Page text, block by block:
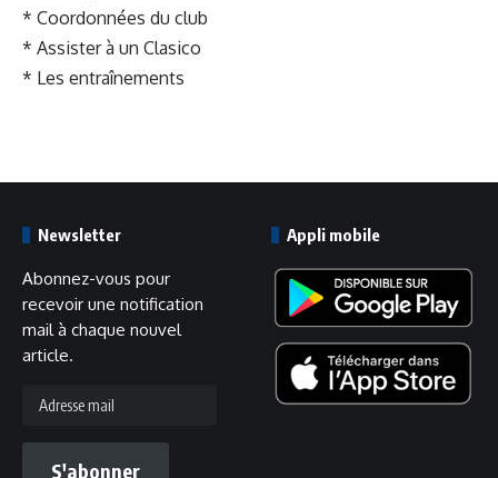
* Coordonnées du club
* Assister à un Clasico
* Les entraînements
Newsletter
Abonnez-vous pour
recevoir une notification
mail à chaque nouvel
article.
mail
S'abonner
Appli mobile